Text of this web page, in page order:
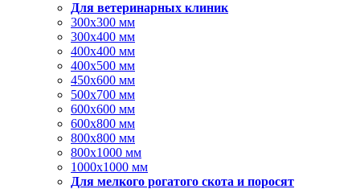
Для ветеринарных клиник
300х300 мм
300х400 мм
400х400 мм
400х500 мм
450х600 мм
500х700 мм
600х600 мм
600х800 мм
800х800 мм
800х1000 мм
1000х1000 мм
Для мелкого рогатого скота и поросят